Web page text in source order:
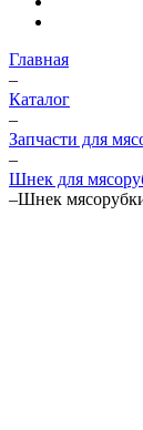
Главная
–
Каталог
–
Запчасти для
–
Шнек для
–Шнек